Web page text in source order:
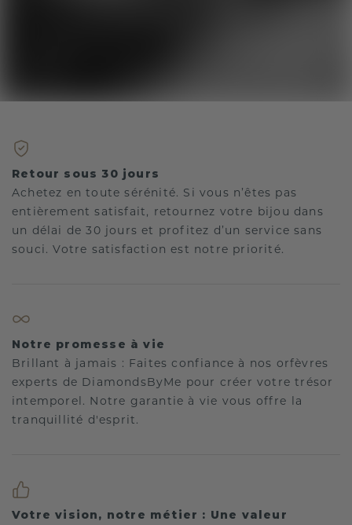
Retour sous 30 jours
Achetez en toute sérénité. Si vous n’êtes pas
entièrement satisfait, retournez votre bijou dans
un délai de 30 jours et profitez d’un service sans
souci. Votre satisfaction est notre priorité.
Notre promesse à vie
Brillant à jamais : Faites confiance à nos orfèvres
experts de DiamondsByMe pour créer votre trésor
intemporel. Notre garantie à vie vous offre la
tranquillité d'esprit.
Votre vision, notre métier : Une valeur